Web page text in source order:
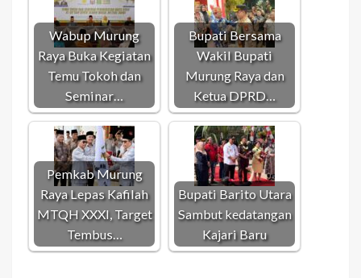
Wabup Murung
Raya Buka Kegiatan
Temu Tokoh dan
Seminar…
Bupati Bersama
Wakil Bupati
Murung Raya dan
Ketua DPRD…
Pemkab Murung
Raya Lepas Kafilah
MTQH XXXI, Target
Tembus…
Bupati Barito Utara
Sambut kedatangan
Kajari Baru